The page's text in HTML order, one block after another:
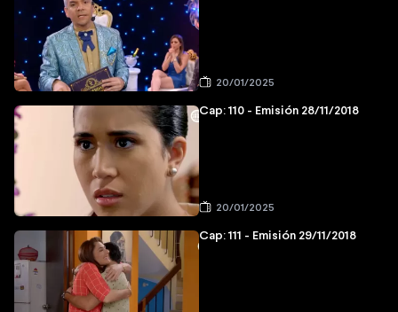
20/01/2025
Cap: 110 - Emisión 28/11/2018
20/01/2025
Cap: 111 - Emisión 29/11/2018